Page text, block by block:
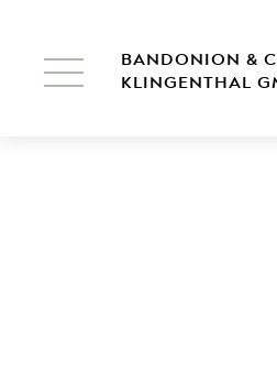
BANDONION &
KLINGENTHAL